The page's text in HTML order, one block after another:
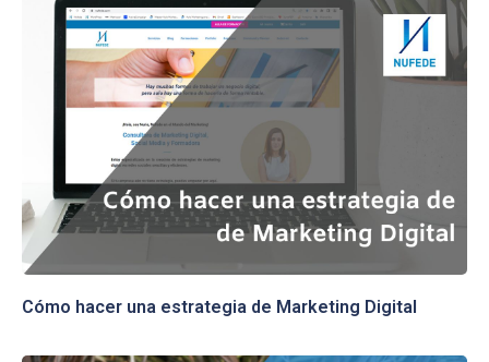
Cómo hacer una estrategia de Marketing Digital